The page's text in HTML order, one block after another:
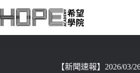
至
【新聞速報】2026/03/